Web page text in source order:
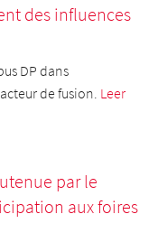
des influences
DP dans
de fusion. Leer
par le
aux foires